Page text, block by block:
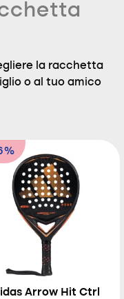
la racchetta
o al tuo amico
Arrow Hit Ctrl